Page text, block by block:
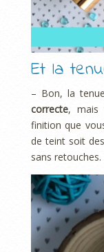
Et la
– Bon, la
correcte, mais
finition que
de teint soit
sans retouches.